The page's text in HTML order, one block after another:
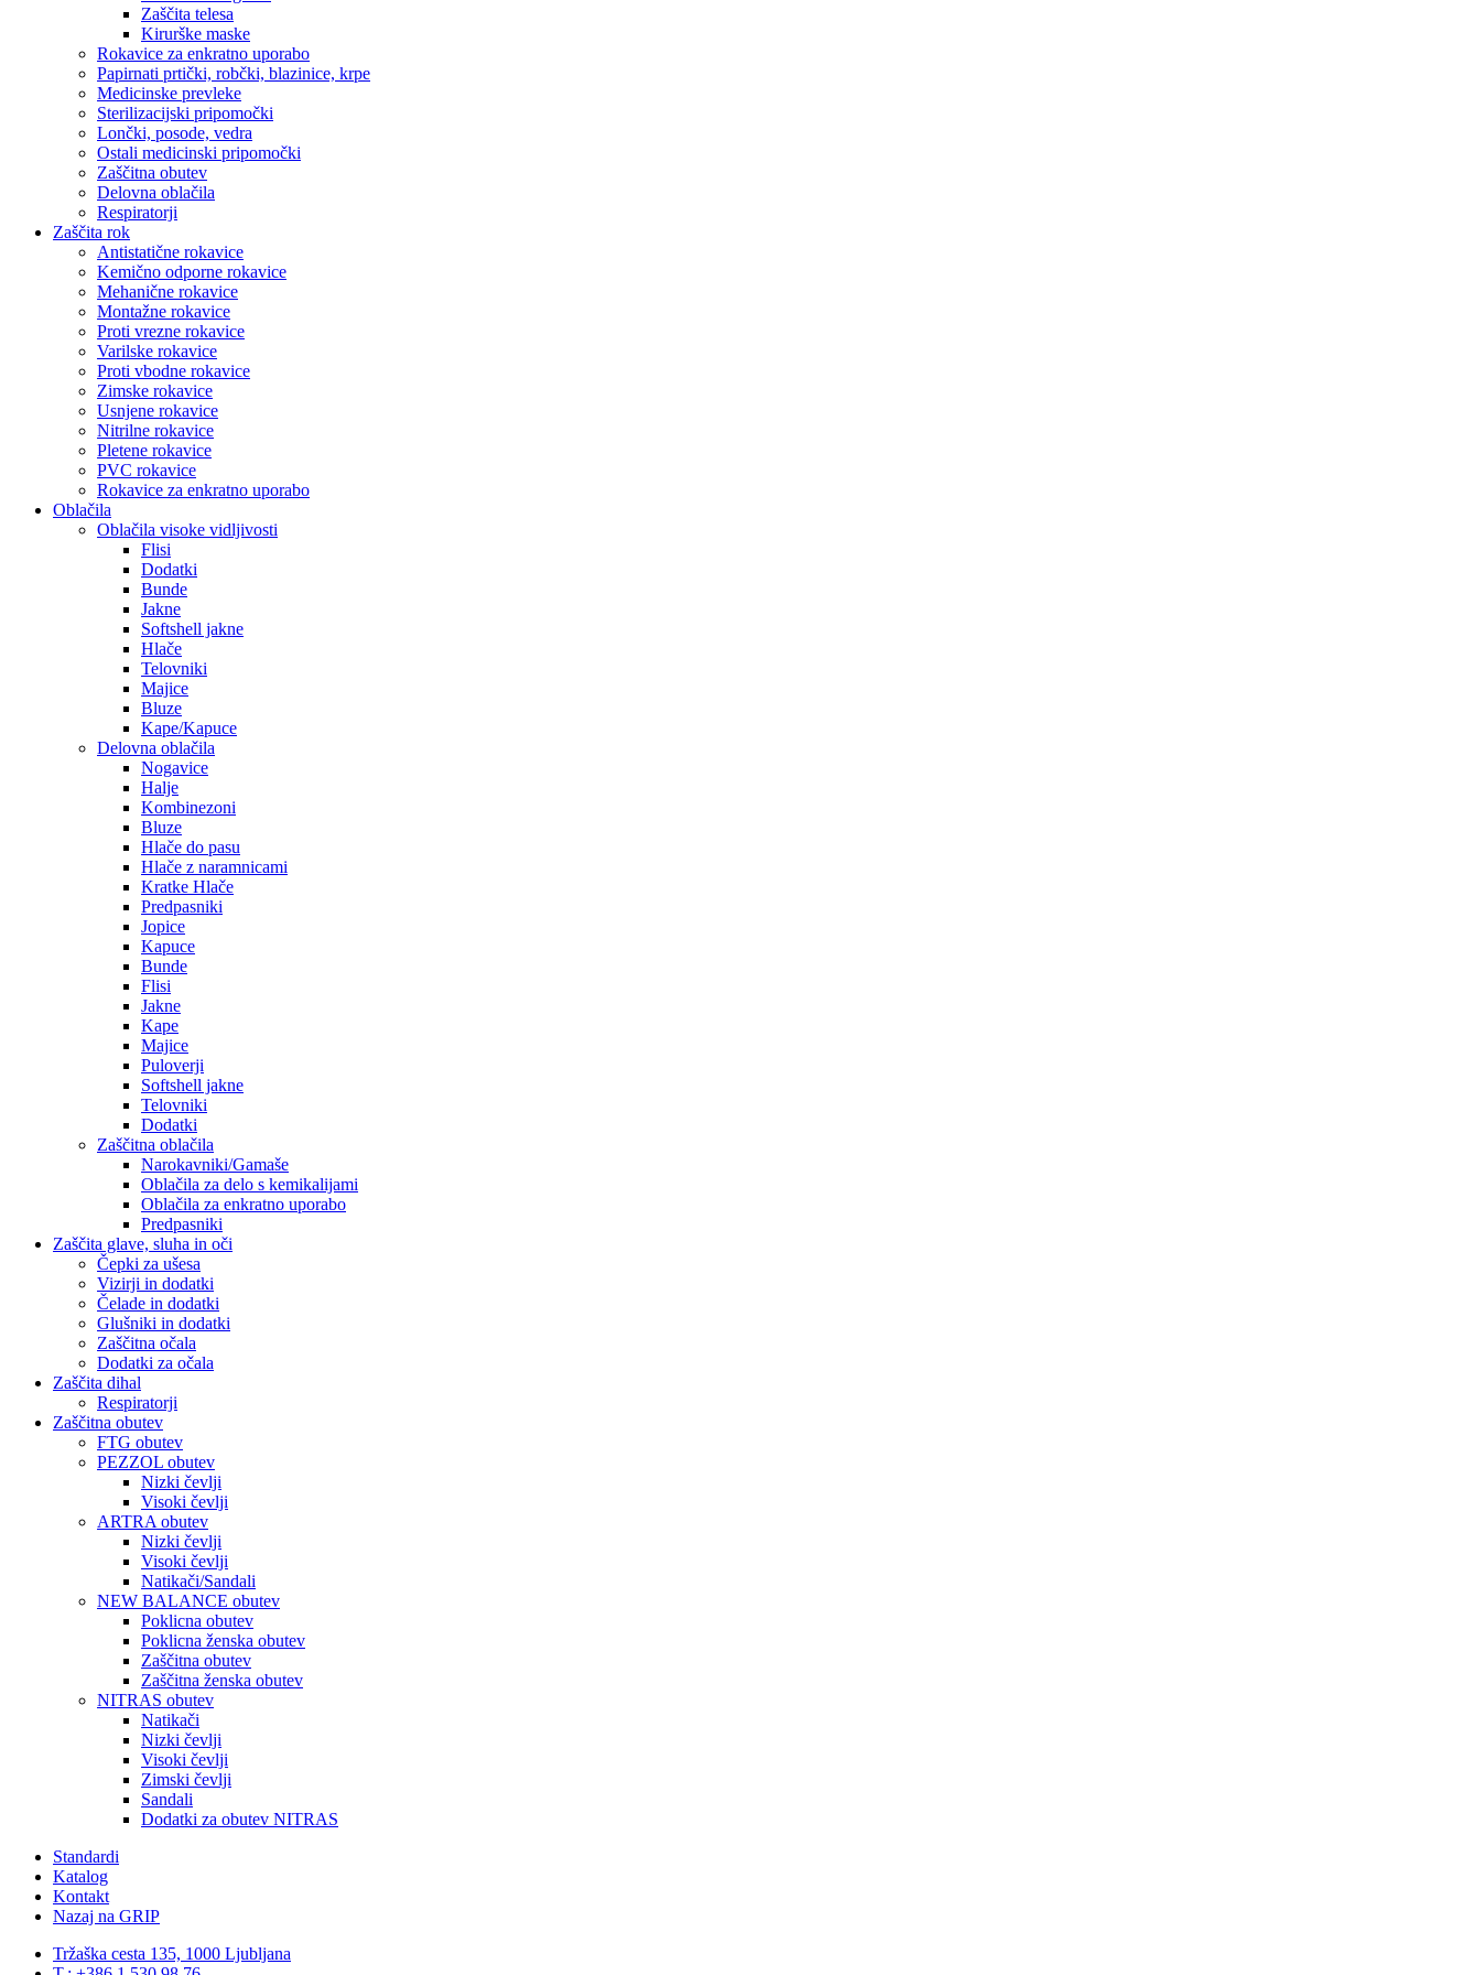
Zaščita telesa
Kirurške maske
Rokavice za enkratno uporabo
Papirnati prtički, robčki, blazinice, krpe
Medicinske prevleke
Sterilizacijski pripomočki
Lončki, posode, vedra
Ostali medicinski pripomočki
Zaščitna obutev
Delovna oblačila
Respiratorji
Zaščita rok
Antistatične rokavice
Kemično odporne rokavice
Mehanične rokavice
Montažne rokavice
Proti vrezne rokavice
Varilske rokavice
Proti vbodne rokavice
Zimske rokavice
Usnjene rokavice
Nitrilne rokavice
Pletene rokavice
PVC rokavice
Rokavice za enkratno uporabo
Oblačila
Oblačila visoke vidljivosti
Flisi
Dodatki
Bunde
Jakne
Softshell jakne
Hlače
Telovniki
Majice
Bluze
Kape/Kapuce
Delovna oblačila
Nogavice
Halje
Kombinezoni
Bluze
Hlače do pasu
Hlače z naramnicami
Kratke Hlače
Predpasniki
Jopice
Kapuce
Bunde
Flisi
Jakne
Kape
Majice
Puloverji
Softshell jakne
Telovniki
Dodatki
Zaščitna oblačila
Narokavniki/Gamaše
Oblačila za delo s kemikalijami
Oblačila za enkratno uporabo
Predpasniki
Zaščita glave, sluha in oči
Čepki za ušesa
Vizirji in dodatki
Čelade in dodatki
Glušniki in dodatki
Zaščitna očala
Dodatki za očala
Zaščita dihal
Respiratorji
Zaščitna obutev
FTG obutev
PEZZOL obutev
Nizki čevlji
Visoki čevlji
ARTRA obutev
Nizki čevlji
Visoki čevlji
Natikači/Sandali
NEW BALANCE obutev
Poklicna obutev
Poklicna ženska obutev
Zaščitna obutev
Zaščitna ženska obutev
NITRAS obutev
Natikači
Nizki čevlji
Visoki čevlji
Zimski čevlji
Sandali
Dodatki za obutev NITRAS
Standardi
Katalog
Kontakt
Nazaj na GRIP
Tržaška cesta 135, 1000 Ljubljana